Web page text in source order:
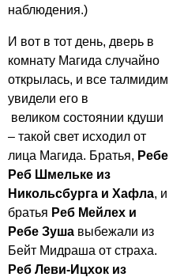
наблюдения.)
И вот в тот день, дверь в
комнату Магида случайно
открылась, и все талмидим
увидели его в
великом состоянии кдуши
– такой свет исходил от
лица Магида. Братья, Ребе
Реб Шмельке из
Никольсбурга и Хафла, и
братья Реб Мейлех и
Ребе Зуша выбежали из
Бейт Мидраша от страха.
Реб Леви-Ицхок из